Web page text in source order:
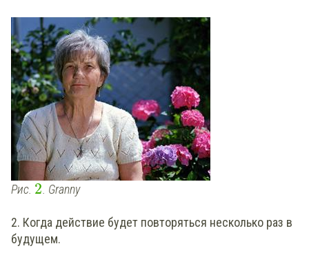
Рис. 2 . Granny
2. Когда действие будет повторяться несколько раз в
будущем.